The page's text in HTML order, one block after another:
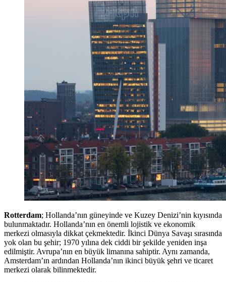
Rotterdam; Hollanda’nın güneyinde ve Kuzey Denizi’nin kıyısında
bulunmaktadır. Hollanda’nın en önemli lojistik ve ekonomik
merkezi olmasıyla dikkat çekmektedir. İkinci Dünya Savaşı sırasında
yok olan bu şehir; 1970 yılına dek ciddi bir şekilde yeniden inşa
edilmiştir. Avrupa’nın en büyük limanına sahiptir. Aynı zamanda,
Amsterdam’ın ardından Hollanda’nın ikinci büyük şehri ve ticaret
merkezi olarak bilinmektedir.